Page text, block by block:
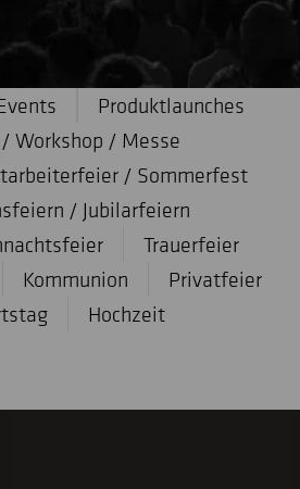
Produktlaunches
Workshop / Messe
/ Sommerfest
/ Jubilarfeiern
Trauerfeier
Kommunion
Privatfeier
Hochzeit